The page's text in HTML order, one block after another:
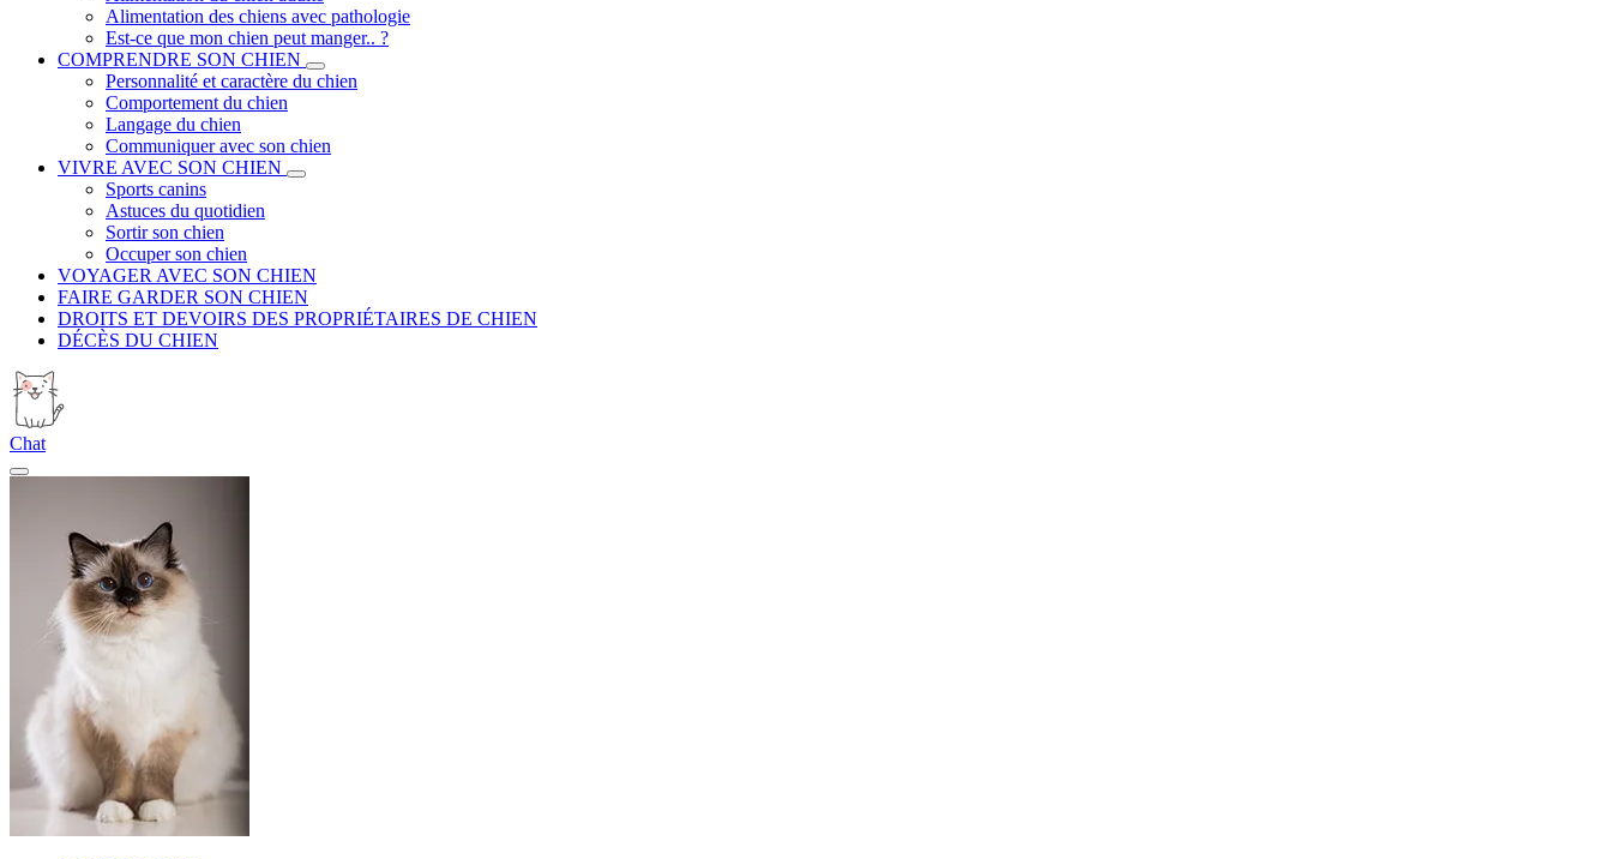
Alimentation des chiens avec pathologie
Est-ce que mon chien peut manger.. ?
COMPRENDRE SON CHIEN
Personnalité et caractère du chien
Comportement du chien
Langage du chien
Communiquer avec son chien
VIVRE AVEC SON CHIEN
Sports canins
Astuces du quotidien
Sortir son chien
Occuper son chien
VOYAGER AVEC SON CHIEN
FAIRE GARDER SON CHIEN
DROITS ET DEVOIRS DES PROPRIÉTAIRES DE CHIEN
DÉCÈS DU CHIEN
Chat